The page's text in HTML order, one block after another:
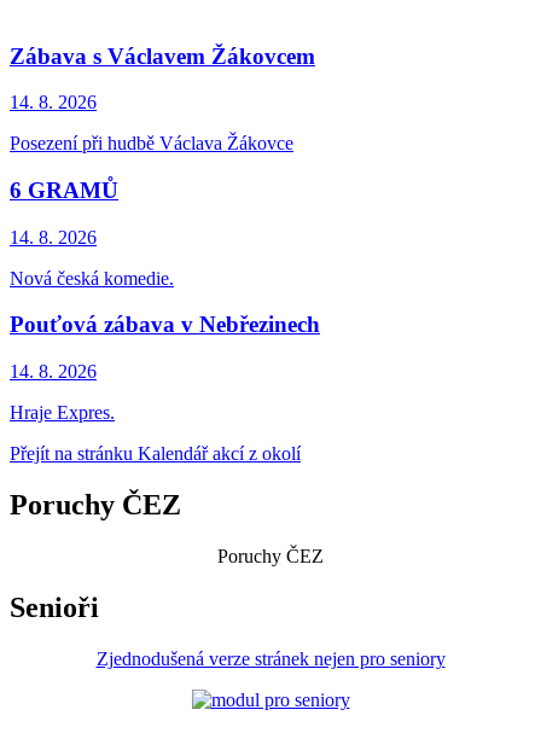
Zábava s Václavem Žákovcem
14. 8. 2026
Posezení při hudbě Václava Žákovce
6 GRAMŮ
14. 8. 2026
Nová česká komedie.
Pouťová zábava v Nebřezinech
14. 8. 2026
Hraje Expres.
Přejít na stránku Kalendář akcí z okolí
Poruchy ČEZ
Poruchy ČEZ
Senioři
Zjednodušená verze stránek nejen pro seniory